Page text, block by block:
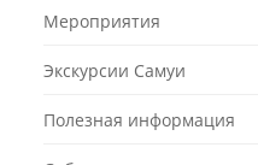
Мероприятия
Экскурсии Самуи
Полезная информация